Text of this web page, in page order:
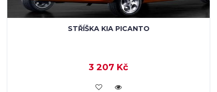
STŘÍŠKA KIA PICANTO
3 207 Kč
KOUPIT